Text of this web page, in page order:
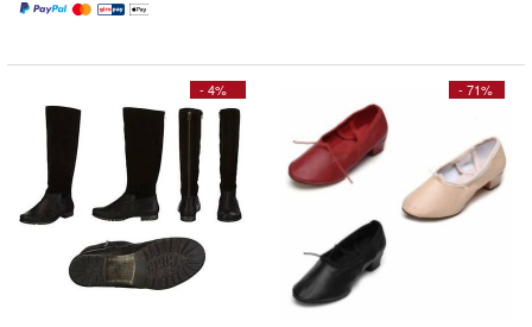
- 4% - 71%